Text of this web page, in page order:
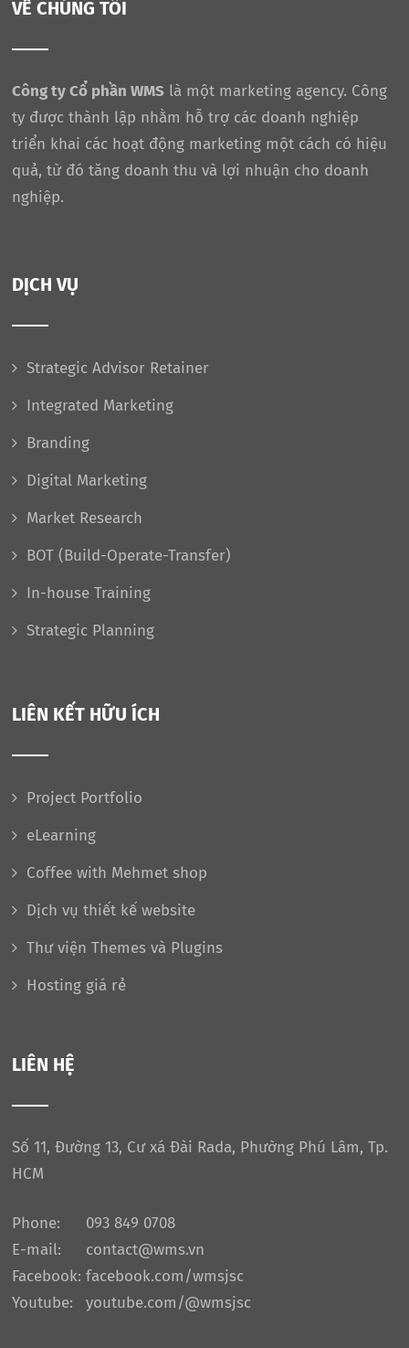
VỀ CHÚNG TÔI
Công ty Cổ phần WMS là một marketing agency. Công
ty được thành lập nhằm hỗ trợ các doanh nghiệp
triển khai các hoạt động marketing một cách có hiệu
quả, từ đó tăng doanh thu và lợi nhuận cho doanh
nghiệp.
DỊCH VỤ
Strategic Advisor Retainer
Integrated Marketing
Branding
Digital Marketing
Market Research
BOT (Build-Operate-Transfer)
In-house Training
Strategic Planning
LIÊN KẾT HỮU ÍCH
Project Portfolio
eLearning
Coffee with Mehmet shop
Dịch vụ thiết kế website
Thư viện Themes và Plugins
Hosting giá rẻ
LIÊN HỆ
Số 11, Đường 13, Cư xá Đài Rada, Phường Phú Lâm, Tp.
HCM
Phone:
093 849 0708
E-mail:
contact@wms.vn
Facebook: facebook.com/wmsjsc
Youtube:
youtube.com/@wmsjsc